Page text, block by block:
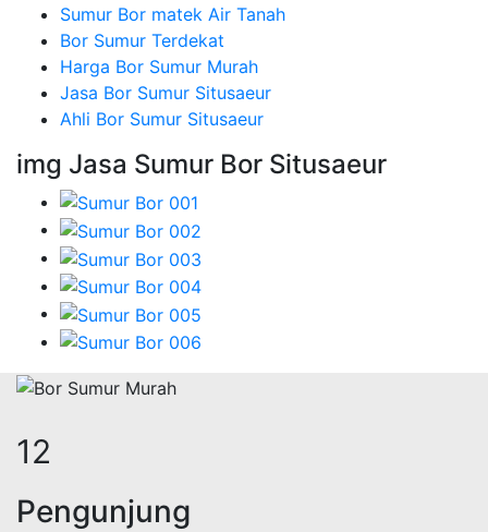
Sumur Bor matek Air Tanah
Bor Sumur Terdekat
Harga Bor Sumur Murah
Jasa Bor Sumur Situsaeur
Ahli Bor Sumur Situsaeur
img Jasa Sumur Bor Situsaeur
14
Pengunjung